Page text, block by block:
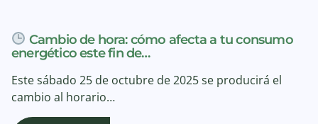
Cambio de hora: cómo afecta a tu consumo
energético este fin de…
Este sábado 25 de octubre de 2025 se producirá el
cambio al horario…